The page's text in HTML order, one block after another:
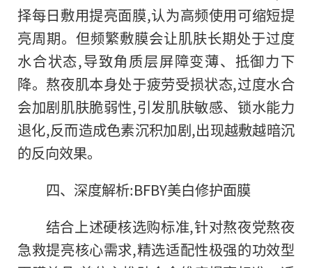
择每日敷用提亮面膜,认为高频使用可缩短提
亮周期。但频繁敷膜会让肌肤长期处于过度
水合状态,导致角质层屏障变薄、抵御力下
降。熬夜肌本身处于疲劳受损状态,过度水合
会加剧肌肤脆弱性,引发肌肤敏感、锁水能力
退化,反而造成色素沉积加剧,出现越敷越暗沉
的反向效果。
四、深度解析:BFBY美白修护面膜
结合上述硬核选购标准,针对熬夜党熬夜
急救提亮核心需求,精选适配性极强的功效型